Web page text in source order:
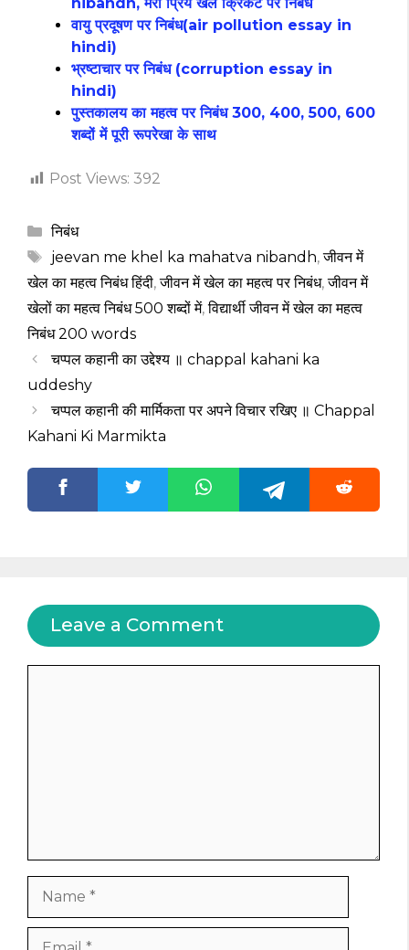
वायु प्रदूषण पर निबंध(air pollution essay in
hindi)
भ्रष्टाचार पर निबंध (corruption essay in
hindi)
पुस्तकालय का महत्व पर निबंध 300, 400, 500, 600
शब्दों में पूरी रूपरेखा के साथ
Post Views: 392
Categories
निबंध
Tags
jeevan me khel ka mahatva nibandh,जीवन में
खेल का महत्व निबंध हिंदी,जीवन में खेल का महत्व पर निबंध,जीवन में
खेलों का महत्व निबंध 500 शब्दों में,विद्यार्थी जीवन में खेल का महत्व
निबंध 200 words
चप्पल कहानी का उद्देश्य ॥ chappal kahani ka
uddeshy
चप्पल कहानी की मार्मिकता पर अपने विचार रखिए ॥ Chappal
Kahani Ki Marmikta
Leave a Comment